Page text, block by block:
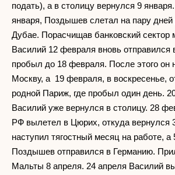
подать), а в столицу вернулся 9
января, Поздышев слетал на пару дней
Дубае. Порасчищав банковский сектор
Василий 12 февраля вновь отправился
пробыл до 18 февраля. После этого он
Москву, а 19 февраля, в воскресенье,
родной Париж, где пробыл один день.
Василий уже вернулся в столицу. 28
РФ вылетел в Цюрих, откуда вернулся
наступил тягостный месяц на работе, а
Поздышев отправился в Германию.
Мальты 8 апреля. 24 апреля Василий